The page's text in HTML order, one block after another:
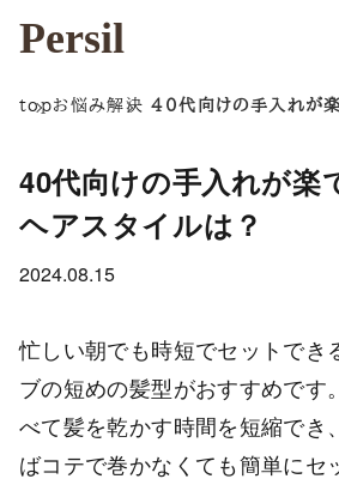
Persil
topお悩み解決 40代向けの手入れが楽
40代向けの手入れが楽
ヘアスタイルは？
2024.08.15
忙しい朝でも時短でセットでき
ブの短めの髪型がおすすめです
べて髪を乾かす時間を短縮でき
ばコテで巻かなくても簡単にセ